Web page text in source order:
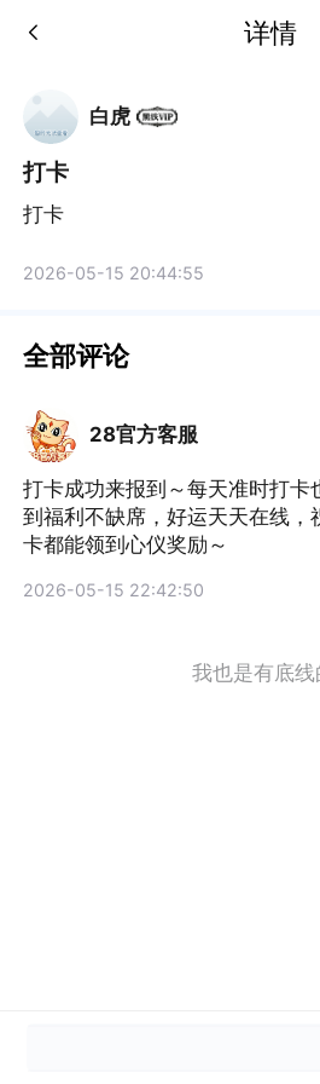
详情
白虎
打卡
打卡
2026-05-15 20:44:55
全部评论
28官方客服
打卡成功来报到～每天准时打卡
到福利不缺席，好运天天在线，
卡都能领到心仪奖励～
2026-05-15 22:42:50
我也是有底线